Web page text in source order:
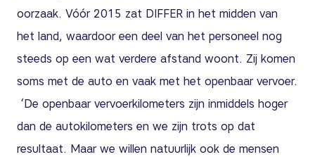
oorzaak. Vóór 2015 zat DIFFER in het midden van
het land, waardoor een deel van het personeel nog
steeds op een wat verdere afstand woont. Zij komen
soms met de auto en vaak met het openbaar vervoer.
‘De openbaar vervoerkilometers zijn inmiddels hoger
dan de autokilometers en we zijn trots op dat
resultaat. Maar we willen natuurlijk ook de mensen